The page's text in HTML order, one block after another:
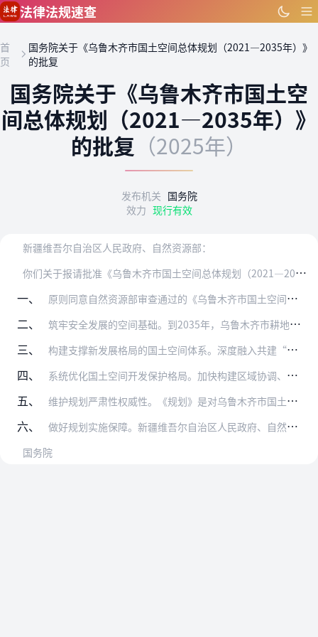
跳到主要内容
法律法规速查
首
页
国务院关于《乌鲁木齐市国土空间总体规划（2021—2035年）》
的批复
国务院关于《乌鲁木齐市国土空
间总体规划（2021—2035年）》
的批复 （2025年）
发布机关 国务院
效力 现行有效
新疆维吾尔自治区人民政府、自然资源部：
你
们关于报请批准《乌鲁木齐市国土空间总体规划（2021—2035年）》的请示收悉。现批复如下：
一、
原则同意自然资源部审查通过的《乌鲁木齐市国土空间总体规划（2021—2035年）》（以下简称《规划》）。《规划》是乌鲁木齐市各类开发保护建设活动的基本依据，请认…
二、 筑牢安全发展的空间基础。到2035年，乌鲁木齐市耕地保有量不低于87.23万亩，其中永久基本农田保护面积不低于63.94万亩；生态保护红线面积不低于3281.3…
三、 构建支撑新发展格局的国土空间体系。深度融入共建“一带一路”，引领丝绸之路经济带核心区建设，提高面向毗邻国家的次区域合作支撑能力，促进天山北坡城市群一体化发展，加…
四、 系统优化国土空间开发保护格局。加快构建区域协调、城乡融合的城镇体系，提升中心城区服务能级，深化乌昌城市功能和空间布局一体化，深化兵地融合发展。筑牢天山生态屏障，…
五、 维护规划严肃性权威性。《规划》是对乌鲁木齐市国土空间作出的全局安排，是全市国土空间保护、开发、利用、修复的政策和总纲，必须严格执行，任何部门和个人不得随意修改、…
六、
做好规划实施保障。新疆维吾尔自治区人民政府、自然资源部要指导督促乌鲁木齐市人民政府加强组织领导，明确责任分工，健全工作机制，完善配套政策措施，做好《规划》印发和…
国务院